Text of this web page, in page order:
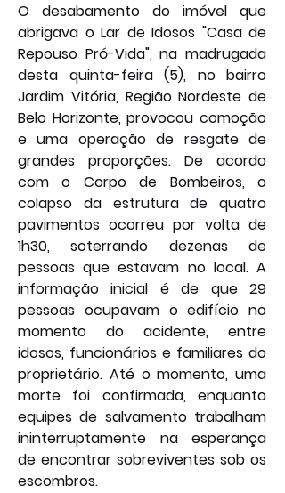
O desabamento do imóvel que
abrigava o Lar de Idosos "Casa de
Repouso Pró-Vida", na madrugada
desta quinta-feira (5), no bairro
Jardim Vitória, Região Nordeste de
Belo Horizonte, provocou comoção
e uma operação de resgate de
grandes proporções. De acordo
com o Corpo de Bombeiros, o
colapso da estrutura de quatro
pavimentos ocorreu por volta de
1h30, soterrando dezenas de
pessoas que estavam no local. A
informação inicial é de que 29
pessoas ocupavam o edifício no
momento do acidente, entre
idosos, funcionários e familiares do
proprietário. Até o momento, uma
morte foi confirmada, enquanto
equipes de salvamento trabalham
ininterruptamente na esperança
de encontrar sobreviventes sob os
escombros.